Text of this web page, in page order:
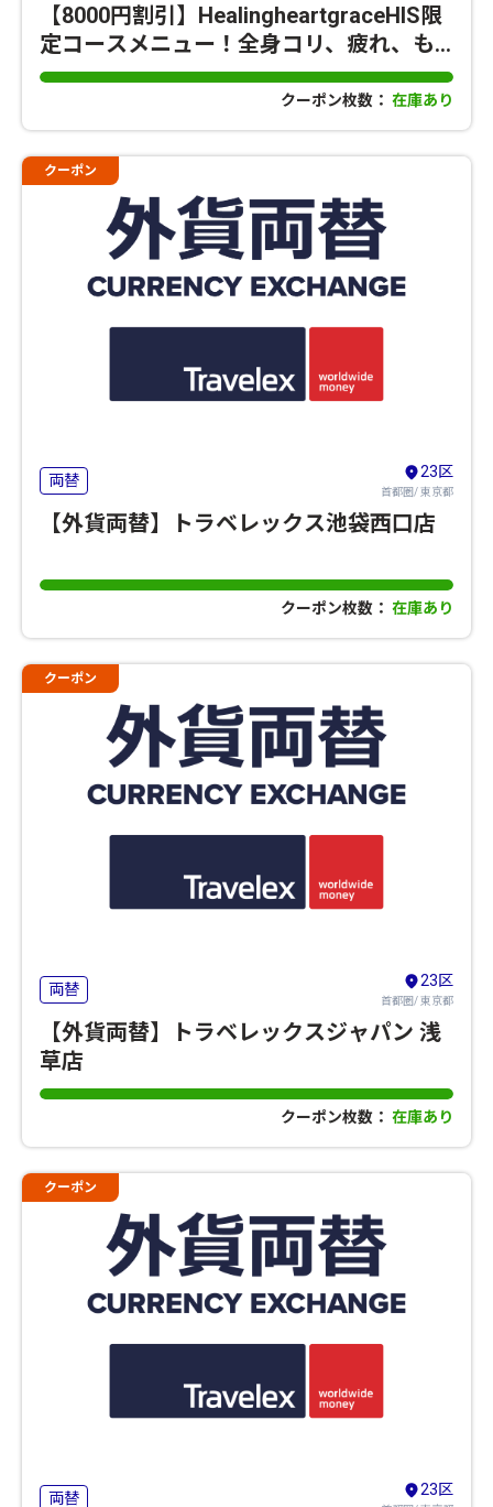
【8000円割引】HealingheartgraceHIS限
定コースメニュー！全身コリ、疲れ、も
みほぐし疲労改善
クーポン枚数： 在庫あり
クーポン
両替 23区
首都圏/ 東京都
【外貨両替】トラベレックス池袋西口店
クーポン枚数： 在庫あり
クーポン
両替 23区
首都圏/ 東京都
【外貨両替】トラベレックスジャパン 浅
草店
クーポン枚数： 在庫あり
クーポン
両替 23区